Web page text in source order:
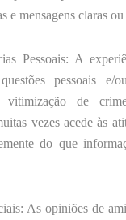
e mensagens claras
Pessoais: A
pessoais e/
vitimização de
vezes acede às
do que
As opiniões de